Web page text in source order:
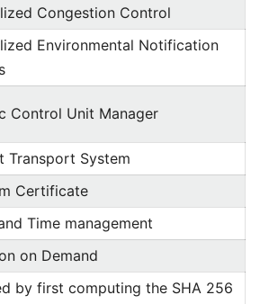
Congestion Control
Environmental Notification
Control Unit Manager
Transport System
Certificate
Time management
on Demand
by first computing the SHA 256